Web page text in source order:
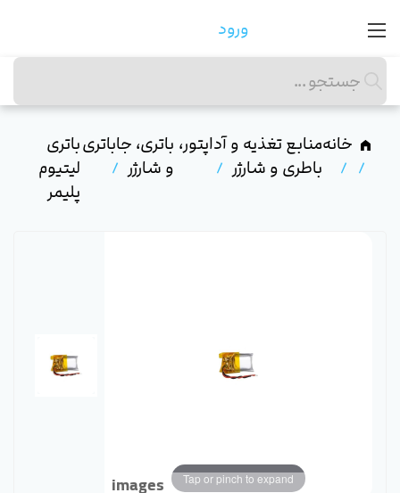
ورود
خانهمنابع تغذیه و آداپتور،
باطری و شارژر
باتری، جاباتری
و شارژر
باتری
لیتیوم
پلیمر
images Tap or pinch to expand